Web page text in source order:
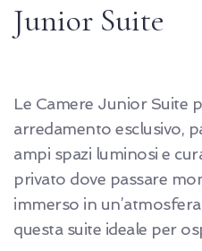
Junior Suite
Le Camere Junior Suite
arredamento esclusivo,
ampi spazi luminosi e
privato dove passare
immerso in
questa suite ideale per